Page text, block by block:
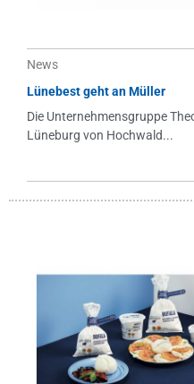
News
Lünebest geht an Müller
Die Unternehmensgruppe
Lüneburg von Hochwald...